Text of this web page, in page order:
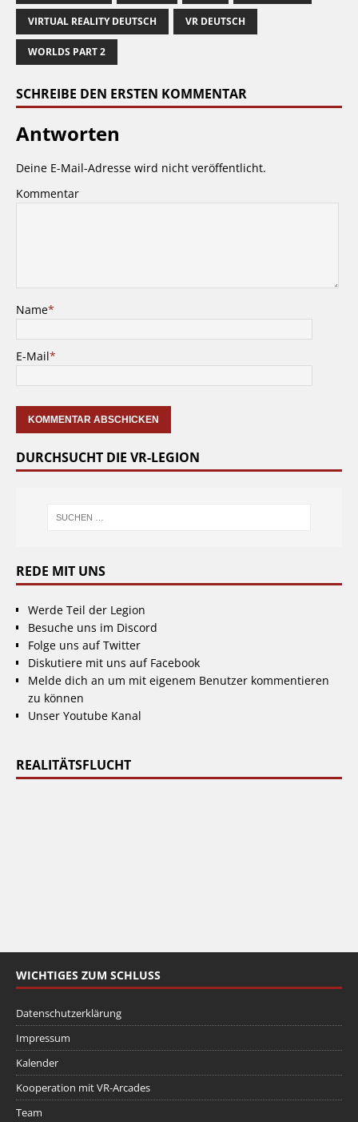
VIRTUAL REALITY DEUTSCH VR DEUTSCH
WORLDS PART 2
SCHREIBE DEN ERSTEN KOMMENTAR
Antworten
Deine E-Mail-Adresse wird nicht veröffentlicht.
Kommentar
Name*
E-Mail*
DURCHSUCHT DIE VR-LEGION
REDE MIT UNS
Werde Teil der Legion
Besuche uns im Discord
Folge uns auf Twitter
Diskutiere mit uns auf Facebook
Melde dich an um mit eigenem Benutzer kommentieren
zu können
Unser Youtube Kanal
REALITÄTSFLUCHT
WICHTIGES ZUM SCHLUSS
Datenschutzerklärung
Impressum
Kalender
Kooperation mit VR-Arcades
Team